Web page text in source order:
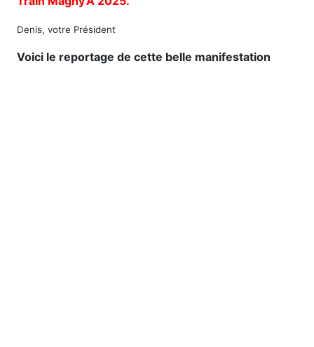
Denis, votre Président
Voici le reportage de cette belle manifestation